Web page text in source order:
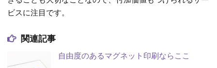
ビスに注目です。
関連記事
自由度のあるマグネット印刷ならここ